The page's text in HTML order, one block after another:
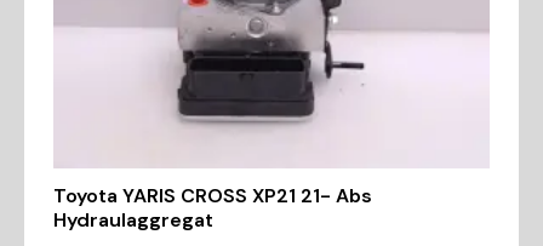
Toyota YARIS CROSS XP21 21- Abs
Hydraulaggregat